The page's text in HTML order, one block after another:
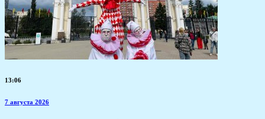
13:06
7 августа 2026